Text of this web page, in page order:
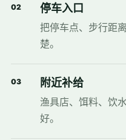
02 停车入口
把停车点、步行距
楚。
03 附近补给
渔具店、饵料、饮
好。